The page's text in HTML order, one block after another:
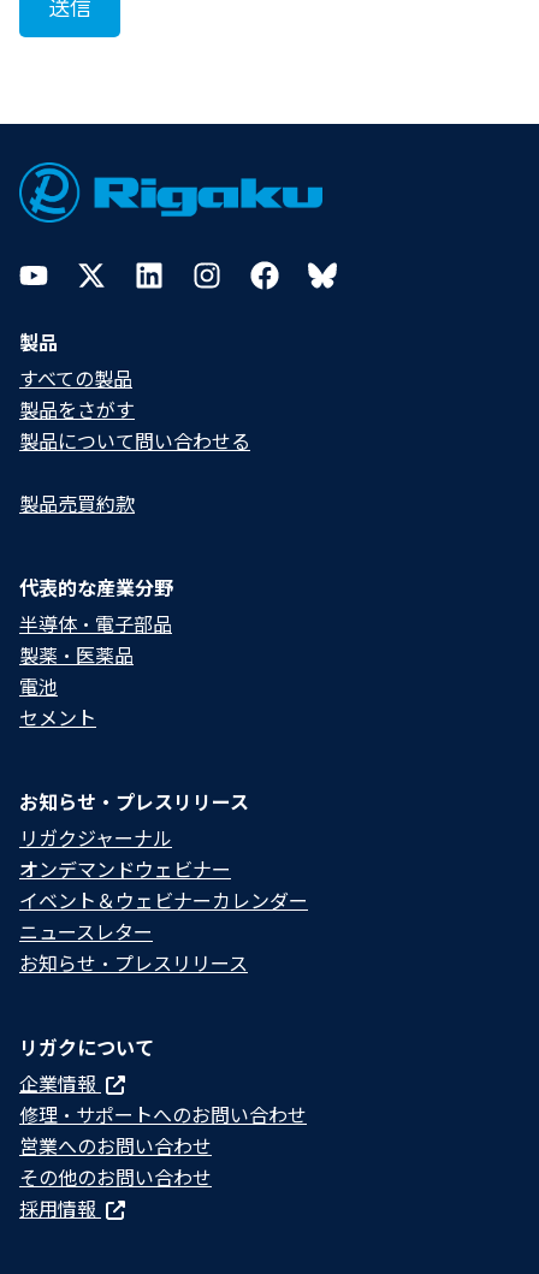
Footer
YouTubeTwitterLinkedInInstagramFacebookBluesky
製品
すべての製品
製品をさがす
製品について問い合わせる​
製品売買約款
代表的な産業分野
半導体・電子部品
製薬・医薬品
電池
セメント
お知らせ・プレスリリース
リガクジャーナル
オンデマンドウェビナー
イベント＆ウェビナーカレンダー
ニュースレター
お知らせ・プレスリリース
リガクについて
企業情報
修理・サポートへのお問い合わせ
営業へのお問い合わせ
その他のお問い合わせ
採用情報